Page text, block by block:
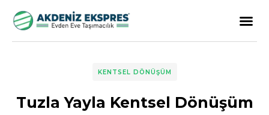
KENTSEL DÖNÜŞÜM
Tuzla Yayla Kentsel Dönüşüm